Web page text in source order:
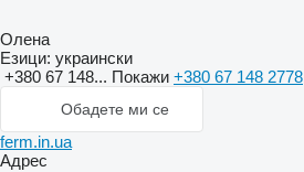
Олена
Езици: украински
+380 67 148... Покажи +380 67 148 2778
Обадете ми се
ferm.in.ua
Адрес